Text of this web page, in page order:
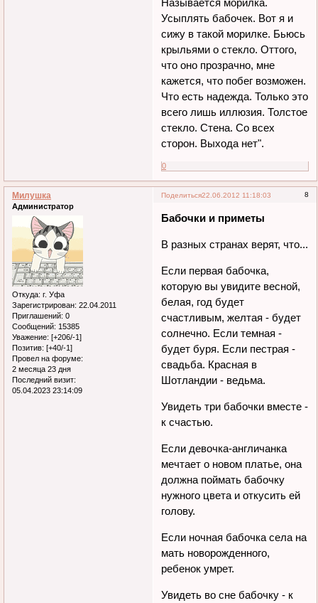
Называется морилка.
Усыплять бабочек. Вот я и
сижу в такой морилке. Бьюсь
крыльями о стекло. Оттого,
что оно прозрачно, мне
кажется, что побег возможен.
Что есть надежда. Только это
всего лишь иллюзия. Толстое
стекло. Стена. Со всех
сторон. Выхода нет".
0
Поделиться 8
22.06.2012 11:18:03
Милушка
Администратор
Откуда: г. Уфа
Зарегистрирован: 22.04.2011
Приглашений: 0
Сообщений: 15385
Уважение: [+206/-1]
Позитив: [+40/-1]
Провел на форуме:
2 месяца 23 дня
Последний визит:
05.04.2023 23:14:09
Бабочки и приметы
В разных странах верят, что...
Если первая бабочка,
которую вы увидите весной,
белая, год будет
счастливым, желтая - будет
солнечно. Если темная -
будет буря. Если пестрая -
свадьба. Красная в
Шотландии - ведьма.
Увидеть три бабочки вместе -
к счастью.
Если девочка-англичанка
мечтает о новом платье, она
должна поймать бабочку
нужного цвета и откусить ей
голову.
Если ночная бабочка села на
мать новорожденного,
ребенок умрет.
Увидеть во сне бабочку - к